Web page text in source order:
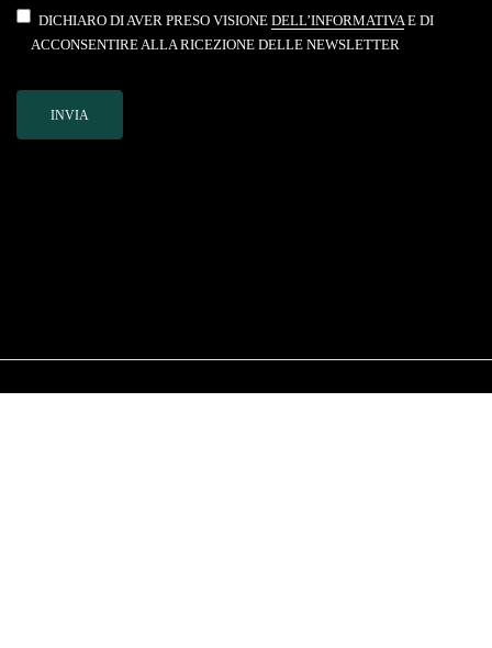
DICHIARO DI AVER PRESO VISIONE DELL’INFORMATIVAE DI
ACCONSENTIRE ALLA RICEZIONE DELLE NEWSLETTER
INVIA